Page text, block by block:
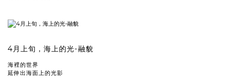
4月上旬，海上的光-融貌
海裡的世界
延伸出海面上的光影